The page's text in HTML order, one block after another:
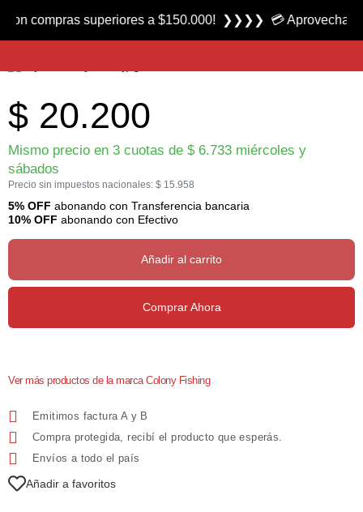
Producto nuevo
Caja Multiusos CF25 marca Colony
$ 20.200
Mismo precio en 3 cuotas de $6.733 miércoles y
sábados
Precio sin impuestos nacionales: $ 15.958
5% OFF abonando con Transferencia bancaria
10% OFF abonando con Efectivo
Añadir al carrito
Comprar Ahora
Ver más productos de la marca Colony Fishing
Emitimos factura A y B
Compra protegida, recibí el producto que esperás.
Envíos a todo el país
Añadir a favoritos
superiores a $150.000! ❯❯❯❯ 💳 Aprovecha las 3